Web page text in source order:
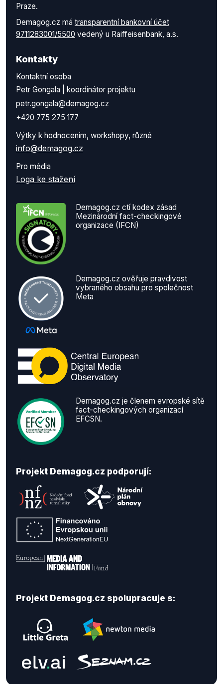
Praze.
Demagog.cz má transparentní bankovní účet
9711283001/5500 vedený u Raiffeisenbank, a.s.
Kontakty
Kontaktní osoba
Petr Gongala | koordinátor projektu
petr.gongala@demagog.cz
+420 775 275 177
Výtky k hodnocením, workshopy, různé
info@demagog.cz
Pro média
Loga ke stažení
Demagog.cz ctí kodex zásad
Mezinárodní fact-checkingové
organizace (IFCN)
Demagog.cz ověřuje pravdivost
vybraného obsahu pro společnost
Meta
Demagog.cz je členem evropské sítě
fact-checkingových organizací
EFCSN.
Projekt Demagog.cz podporují:
Projekt Demagog.cz spolupracuje s: